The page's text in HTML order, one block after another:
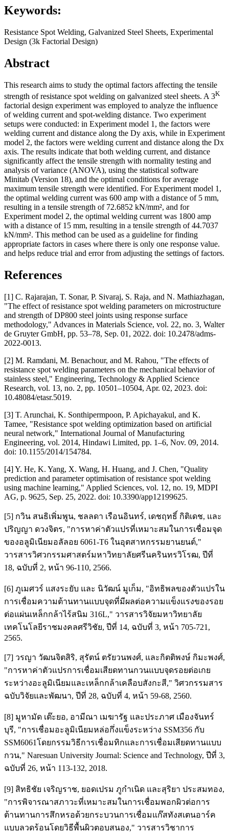
Keywords:
Resistance Spot Welding, Galvanized Steel Sheets, Experimental
Design (3k Factorial Design)
Abstract
This research aims to study the optimal factors affecting the tensile
strength of resistance spot welding on galvanized steel sheets. A 3K
factorial design experiment was employed to analyze the influence
of welding current and spot-welding distance. Two experiment
setups were conducted: in Experiment model 1, the factors were
welding current and distance along the Dy axis, while in Experiment
model 2, the factors were welding current and distance along the Dx
axis. The results indicate that both welding current, and distance
significantly affect the tensile strength with normality testing and
analysis of variance (ANOVA), using the statistical software
Minitab (Version 18), and the optimal conditions for average
maximum tensile strength were identified. For Experiment model 1,
the optimal welding current was 600 amp with a distance of 5 mm,
resulting in a tensile strength of 72.6852 kN/mm², and for
Experiment model 2, the optimal welding current was 1800 amp
with a distance of 15 mm, resulting in a tensile strength of 44.7037
kN/mm². This method can be used as a guideline for finding
appropriate factors in cases where there is only one response value.
and helps reduce trial and error from adjusting the settings of factors.
References
[1] C. Rajarajan, T. Sonar, P. Sivaraj, S. Raja, and N. Mathiazhagan,
"The effect of resistance spot welding parameters on microstructure
and strength of DP800 steel joints using response surface
methodology," Advances in Materials Science, vol. 22, no. 3, Walter
de Gruyter GmbH, pp. 53–78, Sep. 01, 2022. doi: 10.2478/adms-
2022-0013.
[2] M. Ramdani, M. Benachour, and M. Rahou, "The effects of
resistance spot welding parameters on the mechanical behavior of
stainless steel," Engineering, Technology & Applied Science
Research, vol. 13, no. 2, pp. 10501–10504, Apr. 02, 2023. doi:
10.48084/etasr.5019.
[3] T. Arunchai, K. Sonthipermpoon, P. Apichayakul, and K.
Tamee, "Resistance spot welding optimization based on artificial
neural network," International Journal of Manufacturing
Engineering, vol. 2014, Hindawi Limited, pp. 1–6, Nov. 09, 2014.
doi: 10.1155/2014/154784.
[4] Y. He, K. Yang, X. Wang, H. Huang, and J. Chen, "Quality
prediction and parameter optimisation of resistance spot welding
using machine learning," Applied Sciences, vol. 12, no. 19, MDPI
AG, p. 9625, Sep. 25, 2022. doi: 10.3390/app12199625.
[5] กวิน สนธิเพิ่มพูน, ชลลดา เรือนอินทร์, เดชฤทธิ์ กิติเดช, และ
ปริญญา ดวงจิตร, "การหาค่าตัวแปรที่เหมาะสมในการเชื่อมจุด
ของอลูมิเนียมอลัลอย 6061-T6 ในอุตสาหกรรมยานยนต์,"
วารสารวิศวกรรมศาสตร์มหาวิทยาลัยศรีนครินทรวิโรฒ, ปีที่
18, ฉบับที่ 2, หน้า 96-110, 2566.
[6] ภูเมศวร์ แสงระยับ และ นิวัฒน์ มูเก็ม, "อิทธิพลของตัวแปรใน
การเชื่อมความต้านทานแบบจุดที่มีผลต่อความแข็งแรงของรอย
ต่อแผ่นเหล็กกล้าไร้สนิม 316L," วารสารวิจัยมหาวิทยาลัย
เทคโนโลยีราชมงคลศรีวิชัย, ปีที่ 14, ฉบับที่ 3, หน้า 705-721,
2565.
[7] วรญา วัฒนจิตสิริ, สุรัตน์ ตรัยวนพงศ์, และกิตติพงษ์ กิมะพงศ์,
"การหาค่าตัวแปรการเชื่อมเสียดทานกวนแบบจุดรอยต่อเกย
ระหว่างอะลูมิเนียมและเหล็กกล้าเคลือบสังกะสี," วิศวกรรมสาร
ฉบับวิจัยและพัฒนา, ปีที่ 28, ฉบับที่ 4, หน้า 59-68, 2560.
[8] มูหามัด เต๊ะยอ, อามีณา เมฆารัฐ และประภาศ เมืองจันทร์
บุรี, "การเชื่อมอะลูมิเนียมหล่อกึ่งแข็งระหว่าง SSM356 กับ
SSM6061โดยกรรมวิธีการเชื่อมทิกและการเชื่อมเสียดทานแบบ
กวน," Naresuan University Journal: Science and Technology, ปีที่ 3,
ฉบับที่ 26, หน้า 113-132, 2018.
[9] สิทธิชัย เจริญราช, ยอดเปรม ภูกำเนิด และสุริยา ประสมทอง,
"การพิจารณาสภาวะที่เหมาะสมในการเชื่อมพอกผิวต่อการ
ต้านทานการสึกหรอด้วยกระบวนการเชื่อมแก๊สทังสเตนอาร์ค
แบบลวดร้อนโดยวิธีพื้นผิวตอบสนอง," วารสารวิชาการ